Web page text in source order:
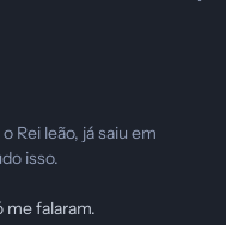
Rei leão, já saiu em
isso.
me falaram.